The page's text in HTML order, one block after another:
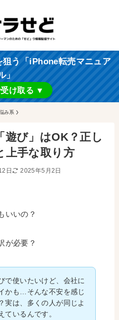
狙う「iPhone転売マニュア
」
け取る ▼
み系
遊び」はOK？正し
上手な取り方
日 2025年5月2日
いいの？
が必要？
で使いたいけど、会社に
かも…そんな不安を感じ
実は、多くの人が同じよ
ているんです。